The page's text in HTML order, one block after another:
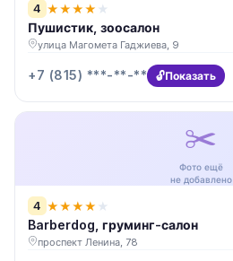
4 ★★★★ ★
Пушистик, зоосалон
улица Магомета Гаджиева, 9
+7 (815) ***-**-** Показать
✂️
Фото ещё
не добавлено
4 ★★★★ ★
Barberdog, груминг-салон
проспект Ленина, 78